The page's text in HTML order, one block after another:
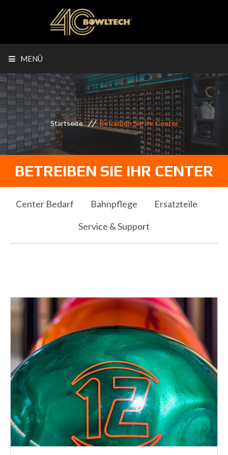
MENÜ
Startseite Betreiben Sie Ihr Center
BETREIBEN SIE IHR CENTER
Center Bedarf Bahnpflege
Ersatzteile
Service & Support